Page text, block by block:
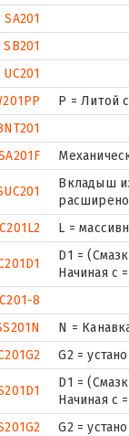
SA201
SB201
UC201
P = Литой
Вкладыш
L =
D1 =
Начиная с
8
N =
G2 =
D1 =
Начиная с
G2 =